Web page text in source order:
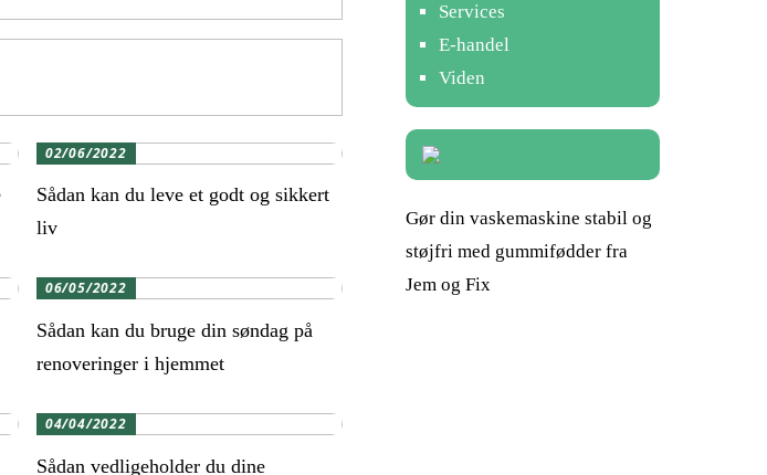
02/06/2022
Sådan kan du leve et godt og sikkert
liv
06/05/2022
Sådan kan du bruge din søndag på
renoveringer i hjemmet
04/04/2022
Sådan vedligeholder du dine
Services
E-handel
Viden
Gør din vaskemaskine stabil og
støjfri med gummifødder fra
Jem og Fix